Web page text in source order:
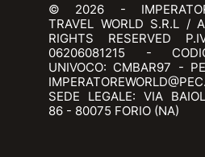
© 2026 -
TRAVEL WORLD S.R.L /
RIGHTS RESERVED
06206081215 -
UNIVOCO: CMBAR97 -
SEDE LEGALE: VIA
86 - 80075 FORIO (NA)